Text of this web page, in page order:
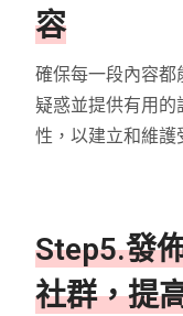
容
確保每一段內容都
疑惑並提供有用的
性，以建立和維護
Step5.發
社群，提